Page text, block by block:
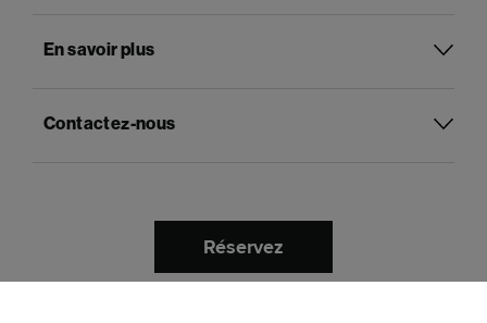
En savoir plus
Contactez-nous
Langue :Français
Réservez